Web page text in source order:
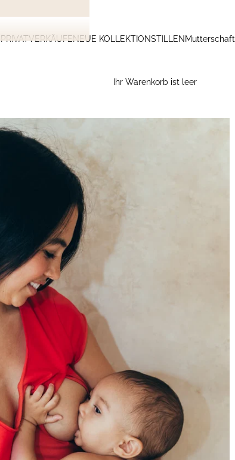
PRIVATVERKÄUFENEUE KOLLEKTIONSTILLEN Mutterschaft
Ihr Warenkorb ist leer